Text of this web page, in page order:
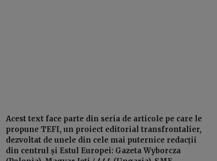
Acest text face parte din seria de articole pe care le
propune TEFI, un proiect editorial transfrontalier,
dezvoltat de unele din cele mai puternice redacții
din centrul și Estul Europei: Gazeta Wyborcza